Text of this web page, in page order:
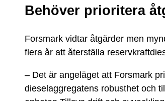
Behöver prioritera
Forsmark vidtar åtgärder men
flera år att återställa
– Det är angeläget att Forsmark
dieselaggregatens robusthet och